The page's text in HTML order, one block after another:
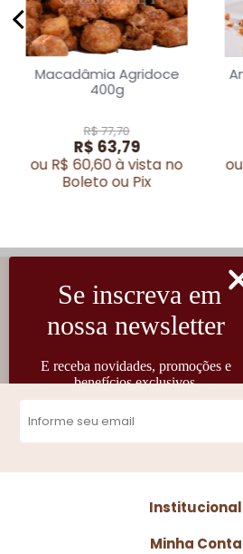
Macadâmia Agridoce
400g
R$ 77,70
R$ 63,79
ou R$ 60,60 à vista no
Boleto ou Pix
Cadastre-se
Fique por dentro das novidades
Institucional
Minha Conta